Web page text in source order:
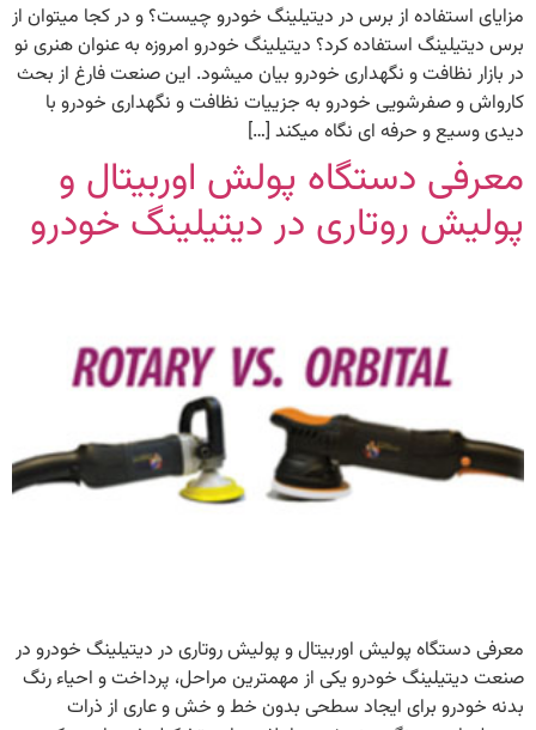
مزایای استفاده از برس در دیتیلینگ خودرو چیست؟ و در کجا میتوان از
برس دیتیلینگ استفاده کرد؟ دیتیلینگ خودرو امروزه به عنوان هنری نو
در بازار نظافت و نگهداری خودرو بیان میشود. این صنعت فارغ از بحث
کارواش و صفرشویی خودرو به جزییات نظافت و نگهداری خودرو با
دیدی وسیع و حرفه ای نگاه میکند […]
معرفی دستگاه پولش اوربیتال و
پولیش روتاری در دیتیلینگ خودرو
معرفی دستگاه پولیش اوربیتال و پولیش روتاری در دیتیلینگ خودرو در
صنعت دیتیلینگ خودرو یکی از مهمترین مراحل، پرداخت و احیاء رنگ
بدنه خودرو برای ایجاد سطحی بدون خط و خش و عاری از ذرات